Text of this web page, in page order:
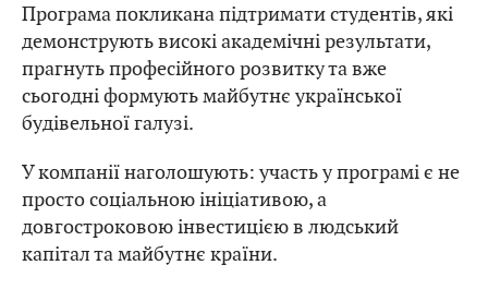
Програма покликана підтримати студентів, які
демонструють високі академічні результати,
прагнуть професійного розвитку та вже
сьогодні формують майбутнє української
будівельної галузі.
У компанії наголошують: участь у програмі є не
просто соціальною ініціативою, а
довгостроковою інвестицією в людський
капітал та майбутнє країни.